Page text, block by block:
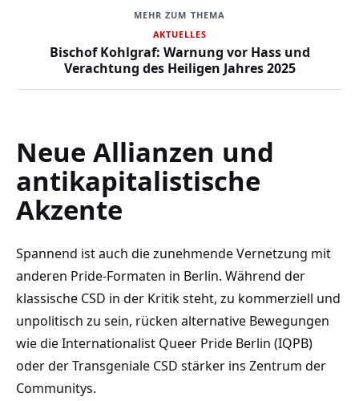
MEHR ZUM THEMA
AKTUELLES
Bischof Kohlgraf: Warnung vor Hass und
Verachtung des Heiligen Jahres 2025
Neue Allianzen und
antikapitalistische
Akzente
Spannend ist auch die zunehmende Vernetzung mit
anderen Pride-Formaten in Berlin. Während der
klassische CSD in der Kritik steht, zu kommerziell und
unpolitisch zu sein, rücken alternative Bewegungen
wie die Internationalist Queer Pride Berlin (IQPB)
oder der Transgeniale CSD stärker ins Zentrum der
Communitys.